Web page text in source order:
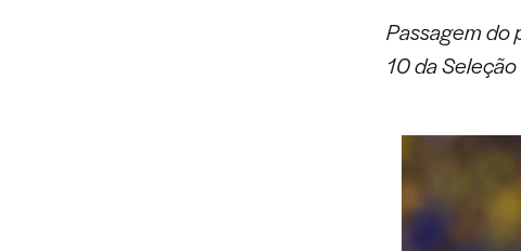
Passagem do
10 da